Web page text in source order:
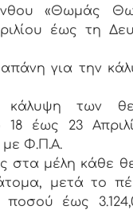
«Θωμάς
έως τη
για την
κάλυψη των
έως 23
με Φ.Π.Α.
στα μέλη κάθε
μετά το
ποσού έως